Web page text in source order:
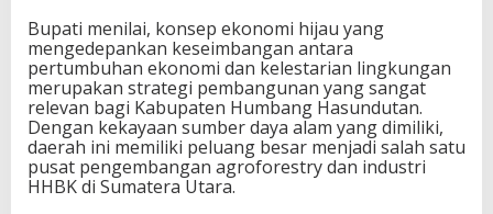
Bupati menilai, konsep ekonomi hijau yang
mengedepankan keseimbangan antara
pertumbuhan ekonomi dan kelestarian lingkungan
merupakan strategi pembangunan yang sangat
relevan bagi Kabupaten Humbang Hasundutan.
Dengan kekayaan sumber daya alam yang dimiliki,
daerah ini memiliki peluang besar menjadi salah satu
pusat pengembangan agroforestry dan industri
HHBK di Sumatera Utara.